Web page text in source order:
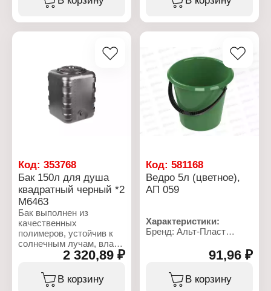
Артикул: М135К
Габаритные размеры:
220х220х225 мм
Материал: полиэтилен
Габаритные размеры:
Код: 353768
Бак 150л для душа
квадратный черный *2
М6463
Бак выполнен из
качественных
полимеров, устойчив к
солнечным лучам, влаге
и перепадам температур.
Благодаря большой
горловине в него удобно
наливать воду, так-же
2 320,89 ₽
В корзину
Код:581168
Ведро 5л (цветное),
АП 059
Характеристики:
Бренд: Альт-Пласт
Тип товара: Ведро
Цвет: в ассортименте
Материал: полипропилен
91,96 ₽
В корзину